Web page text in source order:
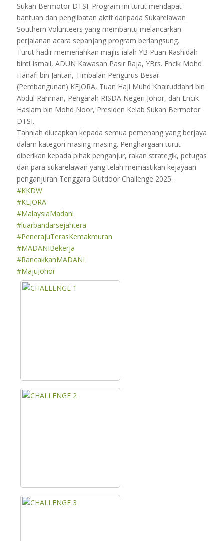
Sukan Bermotor DTSI. Program ini turut mendapat
bantuan dan penglibatan aktif daripada Sukarelawan
Southern Volunteers yang membantu melancarkan
perjalanan acara sepanjang program berlangsung.
Turut hadir memeriahkan majlis ialah YB Puan Rashidah
binti Ismail, ADUN Kawasan Pasir Raja, YBrs. Encik Mohd
Hanafi bin Jantan, Timbalan Pengurus Besar
(Pembangunan) KEJORA, Tuan Haji Muhd Khairuddahri bin
Abdul Rahman, Pengarah RISDA Negeri Johor, dan Encik
Haslam bin Mohd Noor, Presiden Kelab Sukan Bermotor
DTSI.
Tahniah diucapkan kepada semua pemenang yang berjaya
dalam kategori masing-masing. Penghargaan turut
diberikan kepada pihak penganjur, rakan strategik, petugas
dan para sukarelawan yang telah memastikan kejayaan
penganjuran Tenggara Outdoor Challenge 2025.
#KKDW
#KEJORA
#MalaysiaMadani
#luarbandarsejahtera
#PenerajuTerasKemakmuran
#MADANIBekerja
#RancakkanMADANI
#MajuJohor